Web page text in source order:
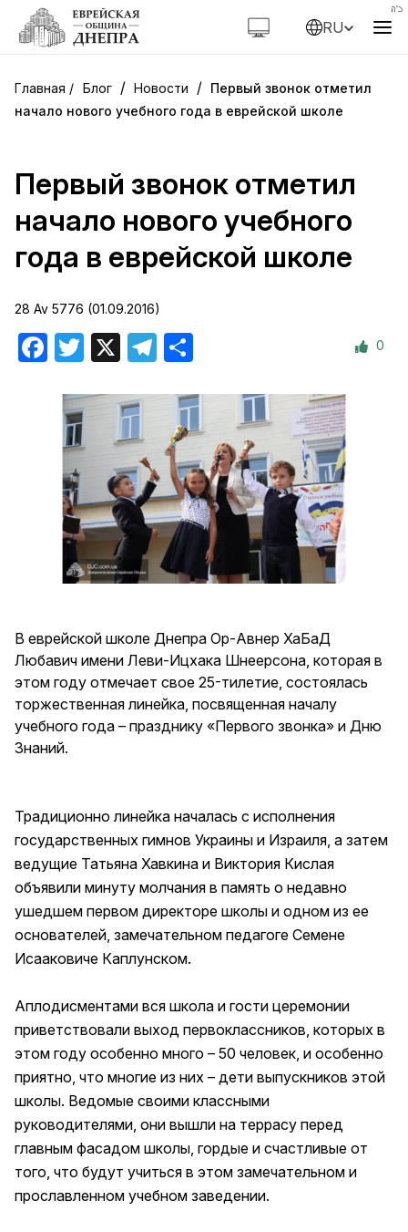
RU
Блог / Новости / Первый звонок отметил
начало нового учебного года в еврейской школе
Первый звонок отметил
начало нового учебного
года в еврейской школе
28 Av 5776 (01.09.2016)
Facebook
Twitter Telegram 0
В еврейской школе Днепра Ор-Авнер ХаБаД
Любавич имени Леви-Ицхака Шнеерсона, которая в
этом году отмечает свое 25-тилетие, состоялась
торжественная линейка, посвященная началу
учебного года – празднику «Первого звонка» и Дню
Знаний.
Традиционно линейка началась с исполнения
государственных гимнов Украины и Израиля, а затем
ведущие Татьяна Хавкина и Виктория Кислая
объявили минуту молчания в память о недавно
ушедшем первом директоре школы и одном из ее
основателей, замечательном педагоге Семене
Исааковиче Каплунском.
Аплодисментами вся школа и гости церемонии
приветствовали выход первоклассников, которых в
этом году особенно много – 50 человек, и особенно
приятно, что многие из них – дети выпускников этой
школы. Ведомые своими классными
руководителями, они вышли на террасу перед
главным фасадом школы, гордые и счастливые от
того, что будут учиться в этом замечательном и
прославленном учебном заведении.